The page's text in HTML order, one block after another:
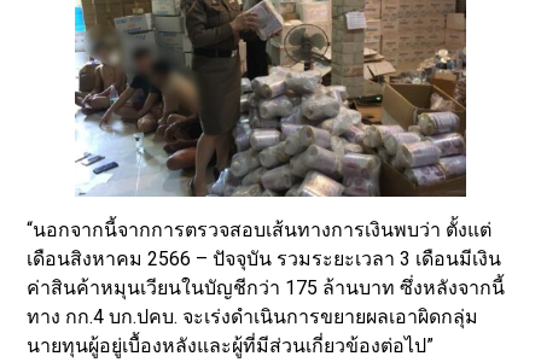
“นอกจากนี้จากการตรวจสอบเส้นทางการเงินพบว่า ตั้งแต่
เดือนสิงหาคม 2566 – ปัจจุบัน รวมระยะเวลา 3 เดือนมีเงิน
ค่าสินค้าหมุนเวียนในบัญชีกว่า 175 ล้านบาท ซึ่งหลังจากนี้
ทาง กก.4 บก.ปคบ. จะเร่งดำเนินการขยายผลเอาผิดกลุ่ม
นายทุนผู้อยู่เบื้องหลังและผู้ที่มีส่วนเกี่ยวข้องต่อไป”